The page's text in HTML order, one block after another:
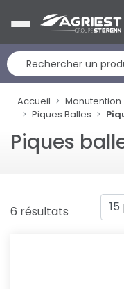
Accueil Manutention
Piques Balles
Piques
6 résultats